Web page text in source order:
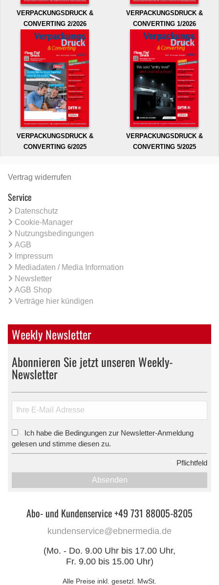
VERPACKUNGSDRUCK &
CONVERTING 2/2026
VERPACKUNGSDRUCK &
CONVERTING 1/2026
VERPACKUNGSDRUCK &
CONVERTING 6/2025
VERPACKUNGSDRUCK &
CONVERTING 5/2025
Vertrag widerrufen
Service
Datenschutz
Cookie-Manager
Nutzungsbedingungen
AGB
Impressum
Mediadaten / Media Information
Newsletter
AGB Shop
Verträge hier kündigen
Weekly Newsletter
Abonnieren Sie jetzt unseren Weekly-
Newsletter
Ich habe die Bedingungen zur Newsletter-Anmeldung
gelesen und stimme diesen zu.
Pflichtfeld
Absenden
Abo- und Kundenservice +49 731 88005-8205
kundenservice@ebnermedia.de
(Mo. - Do. 9.00 Uhr bis 17.00 Uhr,
Fr. 9.00 bis 15.00 Uhr)
Alle Preise inkl. gesetzl. MwSt.